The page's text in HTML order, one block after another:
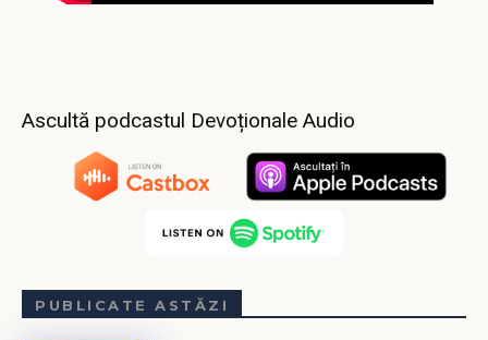
Ascultă podcastul Devoționale Audio
PUBLICATE ASTĂZI